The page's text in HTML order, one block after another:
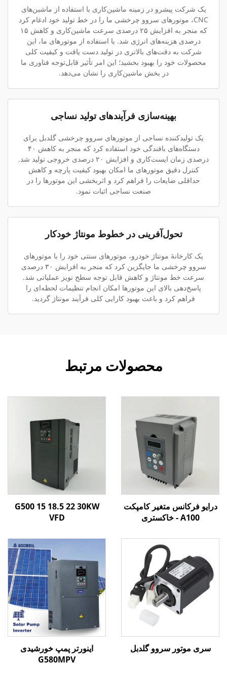
یک شرکت پیشرو در زمینه ماشین‌کاری با استفاده از ماشین‌های
CNC، موتورهای سروو چرخشی ما را در خط تولید خود ادغام کرد
که منجر به افزایش ۲۵ درصدی سرعت ماشین‌کاری و کاهش ۱۵
درصدی هزینه‌های انرژی شد. با استفاده از موتورهای ما، این
شرکت به دقت‌های بالاتری در تولید دست یافت و کیفیت کلی
محصولات خود را بهبود بخشید؛ این امر تأثیر قابل‌توجه فناوری ما
در بخش ماشین‌کاری را نشان می‌دهد.
بهینه‌سازی فرآیندهای تولید نساجی
یک تولیدکننده نساجی از موتورهای سروو چرخشی گلدبل برای
دستگاه‌های بافندگی خود استفاده کرد که منجر به کاهش ۴۰
درصدی زمان ایست‌کاری و افزایش ۲۰ درصدی خروجی تولید شد.
کنترل دقیق موتورهای ما امکان بهبود کیفیت پارچه و کاهش
حداقلی ضایعات را فراهم کرد و اثربخشی این موتورها را در
صنعت نساجی اثبات نمود.
تحول‌آفرینی در خطوط مونتاژ خودکار
یک کارخانهٔ مونتاژ خودرو، موتورهای سنتی خود را با موتورهای
سروو چرخشی ما جایگزین کرد که منجر به افزایش ۳۰ درصدی
سرعت خط مونتاژ و کاهش قابل توجه سطح نویز عملیاتی شد.
پاسخ‌دهی بالای این موتورها امکان انجام تنظیمات لحظه‌ای را
فراهم کرد و باعث بهبود کارایی کلی فرآیند مونتاژ گردید.
محصولات مرتبط
درایو فرکانس متغیر کامپکت
A100 - خاکستری
G500 15 18.5 22 30KW
VFD
سری موتور سروو گلدبل
اینورتر پمپ خورشیدی
G580MPV